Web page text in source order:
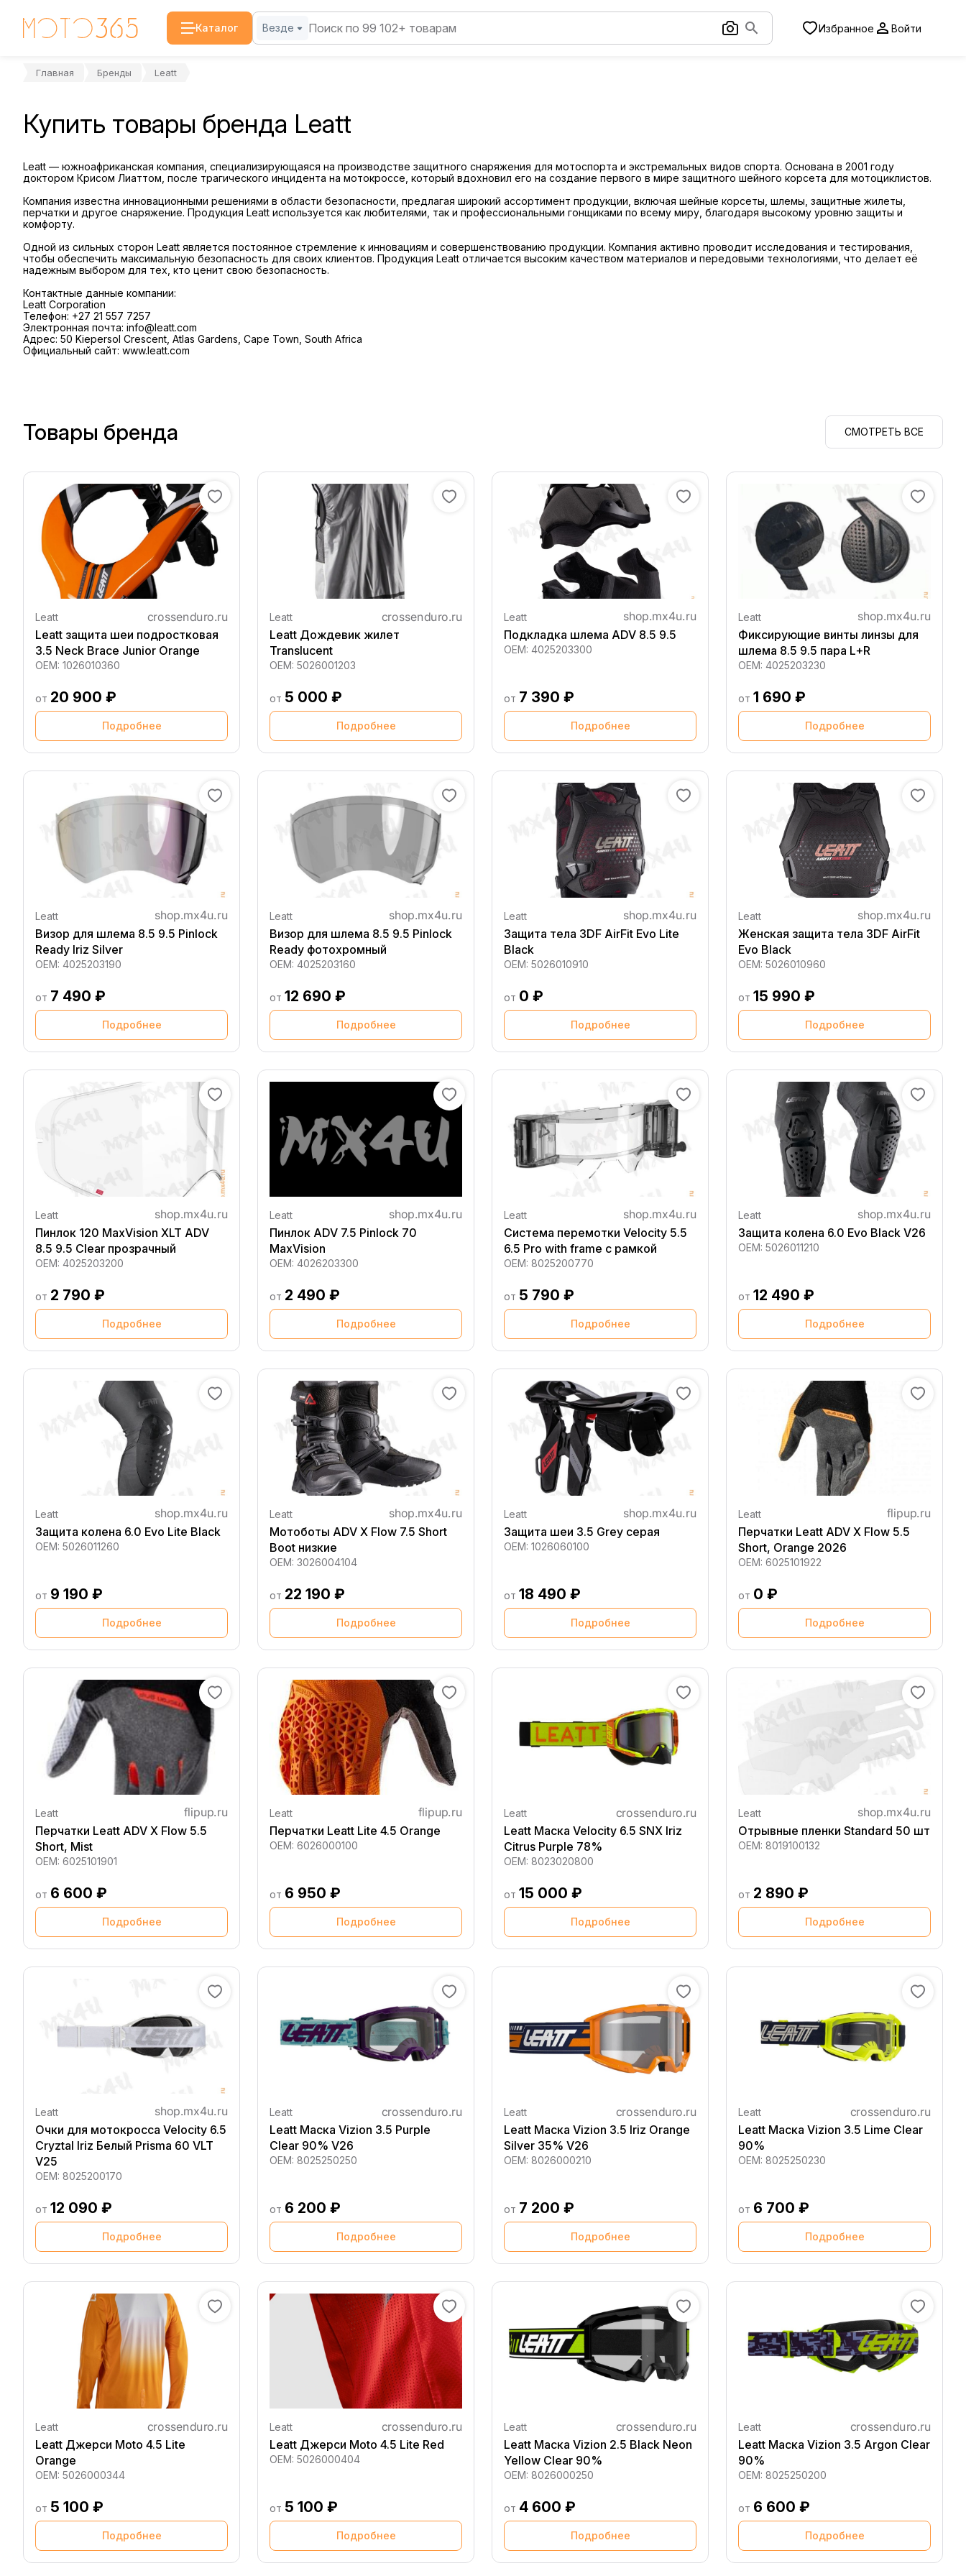
Каталог Везде Избранное Войти
Главная Бренды Leatt
Купить товары бренда Leatt
Leatt — южноафриканская компания, специализирующаяся на производстве защитного снаряжения для мотоспорта и экстремальных видов спорта. Основана в 2001 году
доктором Крисом Лиаттом, после трагического инцидента на мотокроссе, который вдохновил его на создание первого в мире защитного шейного корсета для мотоциклистов.
Компания известна инновационными решениями в области безопасности, предлагая широкий ассортимент продукции, включая шейные корсеты, шлемы, защитные жилеты,
перчатки и другое снаряжение. Продукция Leatt используется как любителями, так и профессиональными гонщиками по всему миру, благодаря высокому уровню защиты и
комфорту.
Одной из сильных сторон Leatt является постоянное стремление к инновациям и совершенствованию продукции. Компания активно проводит исследования и тестирования,
чтобы обеспечить максимальную безопасность для своих клиентов. Продукция Leatt отличается высоким качеством материалов и передовыми технологиями, что делает её
надежным выбором для тех, кто ценит свою безопасность.
Контактные данные компании:
Leatt Corporation
Телефон: +27 21 557 7257
Электронная почта: info@leatt.com
Адрес: 50 Kiepersol Crescent, Atlas Gardens, Cape Town, South Africa
Официальный сайт: www.leatt.com
Товары бренда СМОТРЕТЬ ВСЕ
Leatt
Leatt защита шеи подростковая
3.5 Neck Brace Junior Orange
OEM: 1026010360
от 20 900 ₽
Подробнее
Leatt
Leatt Дождевик жилет
Translucent
OEM: 5026001203
от 5 000 ₽
Подробнее
Leatt
Подкладка шлема ADV 8.5 9.5
OEM: 4025203300
от 7 390 ₽
Подробнее
Leatt
Фиксирующие винты линзы для
шлема 8.5 9.5 пара L+R
OEM: 4025203230
от 1 690 ₽
Подробнее
Leatt
Визор для шлема 8.5 9.5 Pinlock
Ready Iriz Silver
OEM: 4025203190
от 7 490 ₽
Подробнее
Leatt
Визор для шлема 8.5 9.5 Pinlock
Ready фотохромный
OEM: 4025203160
от 12 690 ₽
Подробнее
Leatt
Защита тела 3DF AirFit Evo Lite
Black
OEM: 5026010910
от 0 ₽
Подробнее
Leatt
Женская защита тела 3DF AirFit
Evo Black
OEM: 5026010960
от 15 990 ₽
Подробнее
Leatt
Пинлок 120 MaxVision XLT ADV
8.5 9.5 Clear прозрачный
OEM: 4025203200
от 2 790 ₽
Подробнее
Leatt
Пинлок ADV 7.5 Pinlock 70
MaxVision
OEM: 4026203300
от 2 490 ₽
Подробнее
Leatt
Cистема перемотки Velocity 5.5
6.5 Pro with frame с рамкой
OEM: 8025200770
от 5 790 ₽
Подробнее
Leatt
Защита колена 6.0 Evo Black V26
OEM: 5026011210
от 12 490 ₽
Подробнее
Leatt
Защита колена 6.0 Evo Lite Black
OEM: 5026011260
от 9 190 ₽
Подробнее
Leatt
Мотоботы ADV X Flow 7.5 Short
Boot низкие
OEM: 3026004104
от 22 190 ₽
Подробнее
Leatt
Защита шеи 3.5 Grey серая
OEM: 1026060100
от 18 490 ₽
Подробнее
Leatt
Перчатки Leatt ADV X Flow 5.5
Short, Orange 2026
OEM: 6025101922
от 0 ₽
Подробнее
Leatt
Перчатки Leatt ADV X Flow 5.5
Short, Mist
OEM: 6025101901
от 6 600 ₽
Подробнее
Leatt
Перчатки Leatt Lite 4.5 Orange
OEM: 6026000100
от 6 950 ₽
Подробнее
Leatt
Leatt Маска Velocity 6.5 SNX Iriz
Citrus Purple 78%
OEM: 8023020800
от 15 000 ₽
Подробнее
Leatt
Отрывные пленки Standard 50 шт
OEM: 8019100132
от 2 890 ₽
Подробнее
Leatt
Очки для мотокросса Velocity 6.5
Cryztal Iriz Белый Prisma 60 VLT
V25
OEM: 8025200170
от 12 090 ₽
Подробнее
Leatt
Leatt Маска Vizion 3.5 Purple
Clear 90% V26
OEM: 8025250250
от 6 200 ₽
Подробнее
Leatt
Leatt Маска Vizion 3.5 Iriz Orange
Silver 35% V26
OEM: 8026000210
от 7 200 ₽
Подробнее
Leatt
Leatt Маска Vizion 3.5 Lime Clear
90%
OEM: 8025250230
от 6 700 ₽
Подробнее
Leatt
Leatt Джерси Moto 4.5 Lite
Orange
OEM: 5026000344
от 5 100 ₽
Подробнее
Leatt
Leatt Джерси Moto 4.5 Lite Red
OEM: 5026000404
от 5 100 ₽
Подробнее
Leatt
Leatt Маска Vizion 2.5 Black Neon
Yellow Clear 90%
OEM: 8026000250
от 4 600 ₽
Подробнее
Leatt
Leatt Маска Vizion 3.5 Argon Clear
90%
OEM: 8025250200
от 6 600 ₽
Подробнее